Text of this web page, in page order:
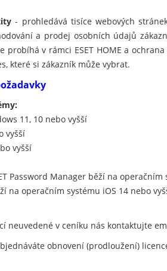
- prohledává tisíce webových
a prodej osobních údajů
probíhá v rámci ESET HOME a
které si zákazník může vybrat.
11, 10 nebo vyšší
vyšší
vyšší
Password Manager běží na
na operačním systému iOS 14 nebo
neuvedené v ceníku nás kontaktujte
obnovení (prodloužení)